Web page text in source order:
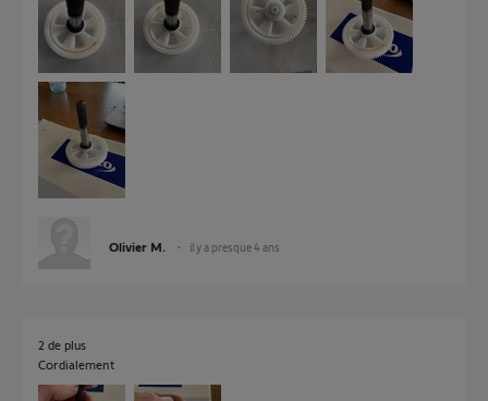
Olivier M. il y a presque 4 ans
2 de plus
Cordialement